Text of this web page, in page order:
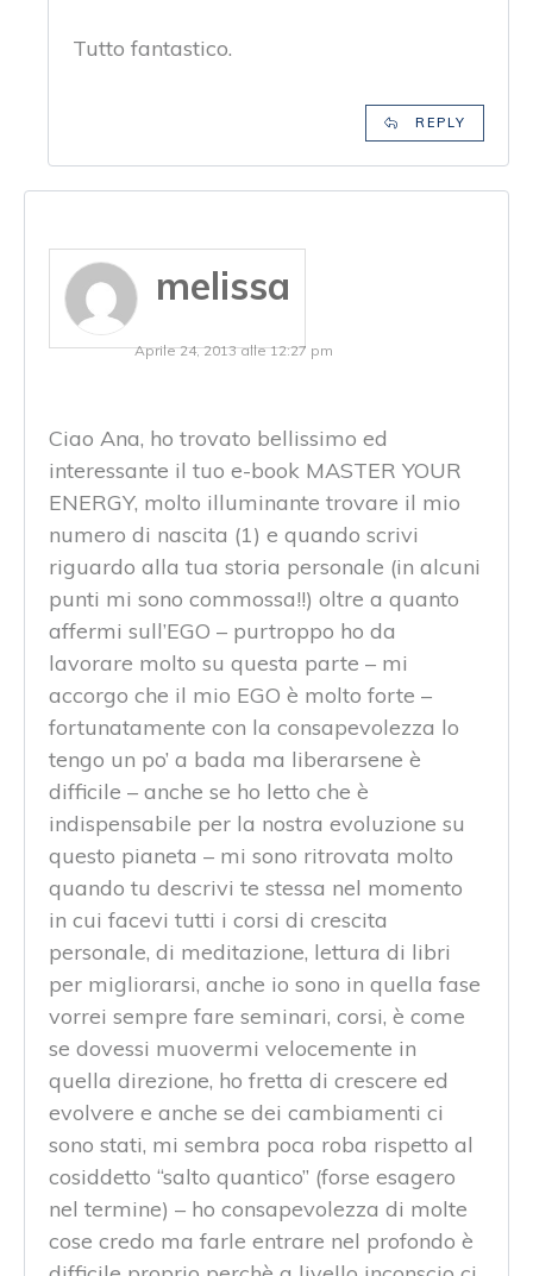
Tutto fantastico.
REPLY
melissa
Aprile 24, 2013 alle 12:27 pm
Ciao Ana, ho trovato bellissimo ed
interessante il tuo e-book MASTER YOUR
ENERGY, molto illuminante trovare il mio
numero di nascita (1) e quando scrivi
riguardo alla tua storia personale (in alcuni
punti mi sono commossa!!) oltre a quanto
affermi sull’EGO – purtroppo ho da
lavorare molto su questa parte – mi
accorgo che il mio EGO è molto forte –
fortunatamente con la consapevolezza lo
tengo un po’ a bada ma liberarsene è
difficile – anche se ho letto che è
indispensabile per la nostra evoluzione su
questo pianeta – mi sono ritrovata molto
quando tu descrivi te stessa nel momento
in cui facevi tutti i corsi di crescita
personale, di meditazione, lettura di libri
per migliorarsi, anche io sono in quella fase
vorrei sempre fare seminari, corsi, è come
se dovessi muovermi velocemente in
quella direzione, ho fretta di crescere ed
evolvere e anche se dei cambiamenti ci
sono stati, mi sembra poca roba rispetto al
cosiddetto “salto quantico” (forse esagero
nel termine) – ho consapevolezza di molte
cose credo ma farle entrare nel profondo è